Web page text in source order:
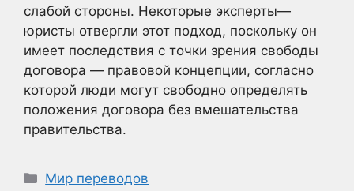
слабой стороны. Некоторые эксперты—
юристы отвергли этот подход, поскольку он
имеет последствия с точки зрения свободы
договора — правовой концепции, согласно
которой люди могут свободно определять
положения договора без вмешательства
правительства.
Рубрики
Мир переводов